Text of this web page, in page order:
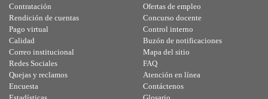
Contratación
Rendición de cuentas
Pago virtual
Calidad
Ofertas de empleo
Concurso docente
Control interno
Buzón de notificaciones
Correo institucional
Redes Sociales
Quejas y reclamos
Encuesta
Mapa del sitio
FAQ
Atención en línea
Contáctenos